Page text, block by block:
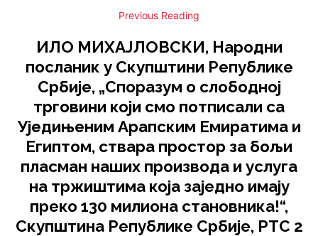
Previous Reading
ИЛО МИХАЈЛОВСКИ, Народни
посланик у Скупштини Републике
Србије, „Споразум о слободној
трговини који смо потписали са
Уједињеним Арапским Емиратима и
Египтом, ствара простор за бољи
пласман наших производа и услуга
на тржиштима која заједно имају
преко 130 милиона становника!“,
Скупштина Републике Србије, РТС 2